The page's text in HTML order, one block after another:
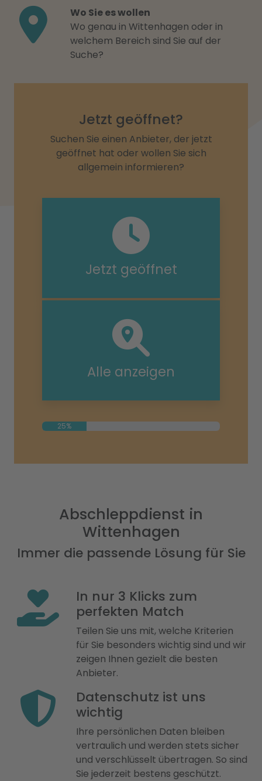
Wo Sie es wollen
Wo genau in Wittenhagen oder in
welchem Bereich sind Sie auf der
Suche?
Jetzt geöffnet?
Suchen Sie einen Anbieter, der jetzt
geöffnet hat oder wollen Sie sich
allgemein informieren?
Jetzt geöffnet
Alle anzeigen
25%
Abschleppdienst in
Wittenhagen
Immer die passende Lösung für Sie
In nur 3 Klicks zum
perfekten Match
Teilen Sie uns mit, welche Kriterien
für Sie besonders wichtig sind und wir
zeigen Ihnen gezielt die besten
Anbieter.
Datenschutz ist uns
wichtig
Ihre persönlichen Daten bleiben
vertraulich und werden stets sicher
und verschlüsselt übertragen. So sind
Sie jederzeit bestens geschützt.